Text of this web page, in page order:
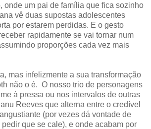
onde um pai de família que fica sozinho
vê duas supostas adolescentes
por estarem perdidas. E o gesto
rapidamente se vai tornar num
proporções cada vez mais
mas infelizmente a sua transformação
não o é. O nosso trio de personagens
à pressa ou nos intervalos de outras
Reeves que alterna entre o credível
(por vezes dá vontade de
que se cale), e onde acabam por